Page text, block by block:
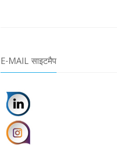
E-MAIL साइटमैप